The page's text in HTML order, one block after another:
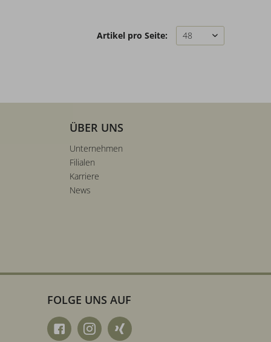
Artikel pro Seite:
ÜBER UNS
Unternehmen
Filialen
Karriere
News
FOLGE UNS AUF